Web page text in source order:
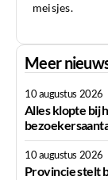
meisjes.
Meer
10 augustus 2026
Alles klopte bij
10 augustus 2026
Provincie stelt